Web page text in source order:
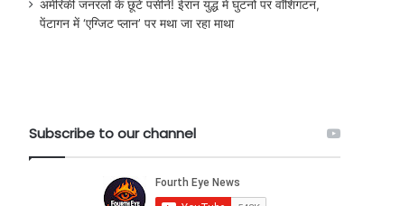
अमेरिकी जनरलों के छूटे पसीने! ईरान युद्ध में घुटनों पर वॉशिंगटन,
पेंटागन में ‘एग्जिट प्लान’ पर मथा जा रहा माथा
Subscribe to our channel